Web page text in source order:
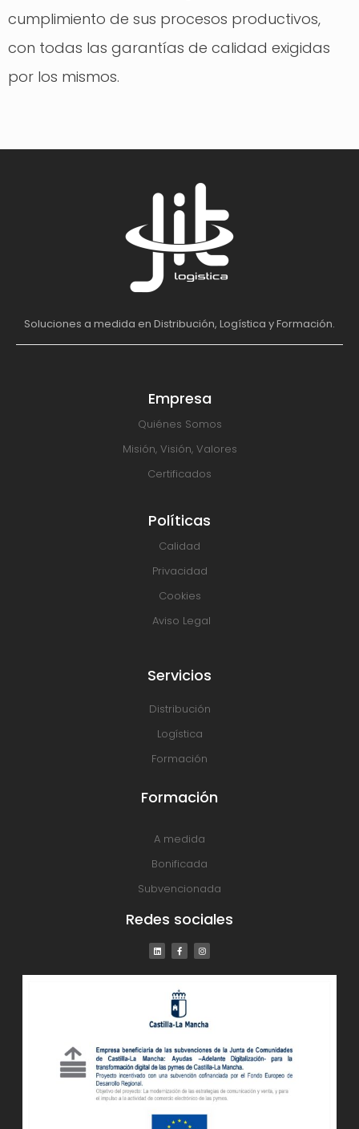
cumplimiento de sus procesos productivos,
con todas las garantías de calidad exigidas
por los mismos.
Soluciones a medida en Distribución, Logística y Formación.
Empresa
Quiénes Somos
Misión, Visión, Valores
Certificados
Políticas
Calidad
Privacidad
Cookies
Aviso Legal
Servicios
Distribución
Logística
Formación
Formación
A medida
Bonificada
Subvencionada
Redes sociales